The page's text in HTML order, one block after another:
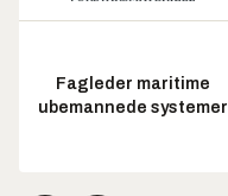
Fagleder maritime
ubemannede systemer